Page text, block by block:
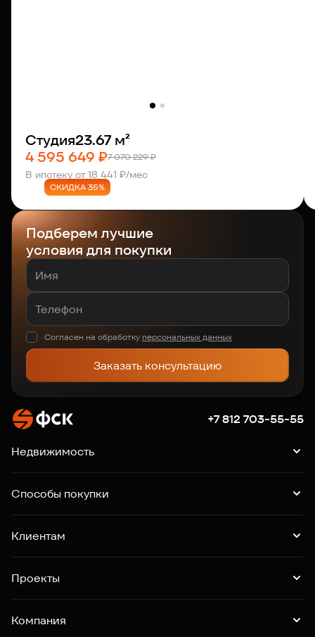
Студия23.67 м²
4 595 649 ₽7 070 229 ₽
В ипотеку от 18 441 ₽/мес
СКИДКА 35%
Подберем лучшие
условия для покупки
Согласен на обработку персональных данных
Заказать консультацию
+7 812 703-55-55
Недвижимость
Квартиры
Машино-места
Коммерция
Способы покупки
Ипотека
Trade-in
Господдержка
Клиентам
Выдача ключей
Контакты
Проекты
Новгородская 8
Зум на Неве
Квартал "Новый Московский"
Компания